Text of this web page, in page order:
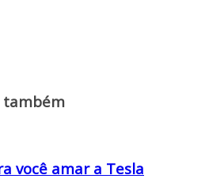
também
você amar a Tesla